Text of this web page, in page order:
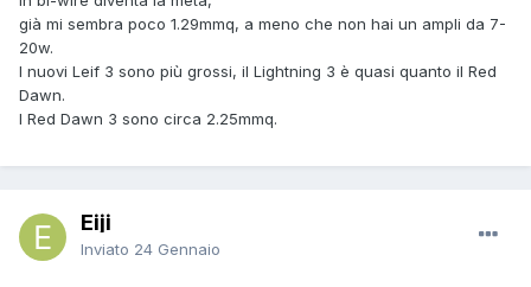
già mi sembra poco 1.29mmq, a meno che non hai un ampli da 7-
20w.
I nuovi Leif 3 sono più grossi, il Lightning 3 è quasi quanto il Red
Dawn.
I Red Dawn 3 sono circa 2.25mmq.
Eiji
Inviato 24 Gennaio